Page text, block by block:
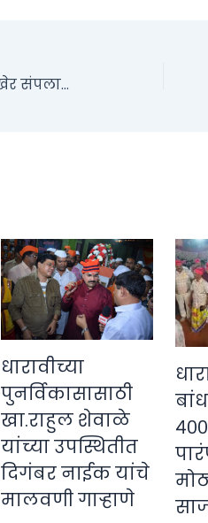
जातीच्या दाखल्याचा वनवास अखेर संपला… मजुराच्या मुलीला अखेर शिक्षण मिळणार; पत्रकार भणगे यांच्या प्रयत्नांना यश
धारावीच्या
पुनर्विकासासाठी
खा.राहुल शेवाळे
यांच्या उपस्थितीत
दिगंबर नाईक यांचे
मालवणी गाऱ्हाणे